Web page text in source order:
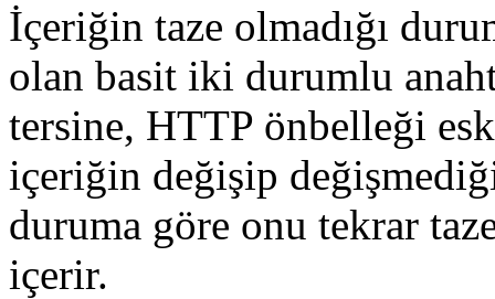
İçeriğin taze olmadığı
olan basit iki durumlu
tersine, HTTP önbelleği
içeriğin değişip
duruma göre onu tekrar
içerir.